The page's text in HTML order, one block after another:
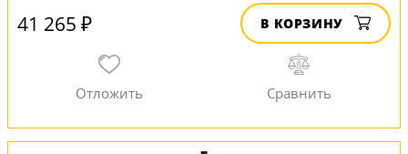
41 265 ₽ В КОРЗИНУ